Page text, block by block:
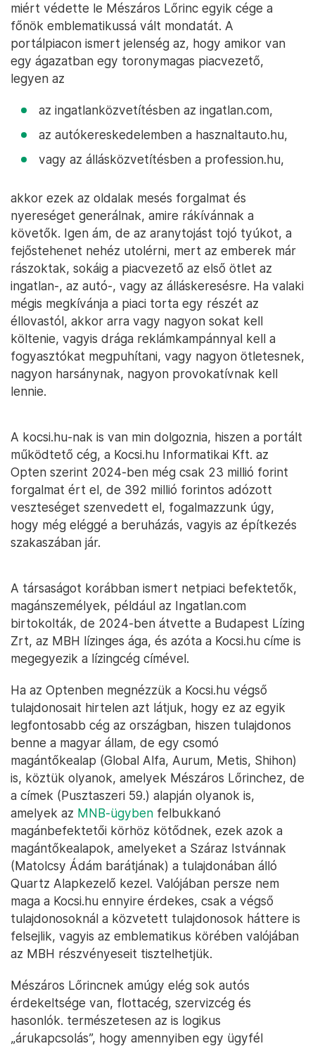
miért védette le Mészáros Lőrinc egyik cége a
főnök emblematikussá vált mondatát. A
portálpiacon ismert jelenség az, hogy amikor van
egy ágazatban egy toronymagas piacvezető,
legyen az
az ingatlanközvetítésben az ingatlan.com,
az autókereskedelemben a hasznaltauto.hu,
vagy az állásközvetítésben a profession.hu,
akkor ezek az oldalak mesés forgalmat és
nyereséget generálnak, amire rákívánnak a
követők. Igen ám, de az aranytojást tojó tyúkot, a
fejőstehenet nehéz utolérni, mert az emberek már
rászoktak, sokáig a piacvezető az első ötlet az
ingatlan-, az autó-, vagy az álláskeresésre. Ha valaki
mégis megkívánja a piaci torta egy részét az
éllovastól, akkor arra vagy nagyon sokat kell
költenie, vagyis drága reklámkampánnyal kell a
fogyasztókat megpuhítani, vagy nagyon ötletesnek,
nagyon harsánynak, nagyon provokatívnak kell
lennie.
A kocsi.hu-nak is van min dolgoznia, hiszen a portált
működtető cég, a Kocsi.hu Informatikai Kft. az
Opten szerint 2024-ben még csak 23 millió forint
forgalmat ért el, de 392 millió forintos adózott
veszteséget szenvedett el, fogalmazzunk úgy,
hogy még eléggé a beruházás, vagyis az építkezés
szakaszában jár.
A társaságot korábban ismert netpiaci befektetők,
magánszemélyek, például az Ingatlan.com
birtokolták, de 2024-ben átvette a Budapest Lízing
Zrt, az MBH lízinges ága, és azóta a Kocsi.hu címe is
megegyezik a lízingcég címével.
Ha az Optenben megnézzük a Kocsi.hu végső
tulajdonosait hirtelen azt látjuk, hogy ez az egyik
legfontosabb cég az országban, hiszen tulajdonos
benne a magyar állam, de egy csomó
magántőkealap (Global Alfa, Aurum, Metis, Shihon)
is, köztük olyanok, amelyek Mészáros Lőrinchez, de
a címek (Pusztaszeri 59.) alapján olyanok is,
amelyek az MNB-ügyben felbukkanó
magánbefektetői körhöz kötődnek, ezek azok a
magántőkealapok, amelyeket a Száraz Istvánnak
(Matolcsy Ádám barátjának) a tulajdonában álló
Quartz Alapkezelő kezel. Valójában persze nem
maga a Kocsi.hu ennyire érdekes, csak a végső
tulajdonosoknál a közvetett tulajdonosok háttere is
felsejlik, vagyis az emblematikus körében valójában
az MBH részvényeseit tisztelhetjük.
Mészáros Lőrincnek amúgy elég sok autós
érdekeltsége van, flottacég, szervizcég és
hasonlók. természetesen az is logikus
„árukapcsolás”, hogy amennyiben egy ügyfél